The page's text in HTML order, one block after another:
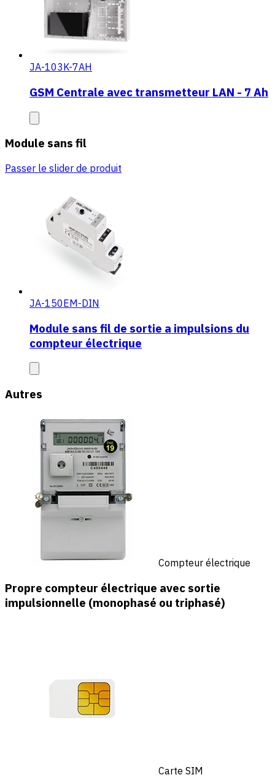
JA-103K-7AH
GSM Centrale avec transmetteur LAN - 7 Ah
Module sans fil
Passer le slider de produit
JA-150EM-DIN
Module sans fil de sortie a impulsions du
compteur électrique
Autres
Compteur électrique
Propre compteur électrique avec sortie
impulsionnelle (monophasé ou triphasé)
Carte SIM